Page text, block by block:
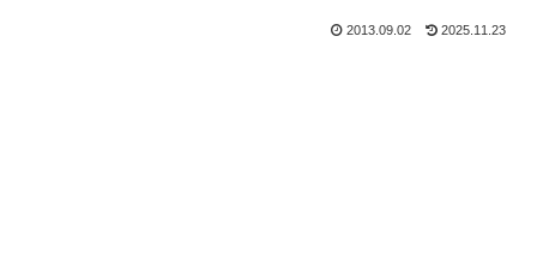
2013.09.02 2025.11.23